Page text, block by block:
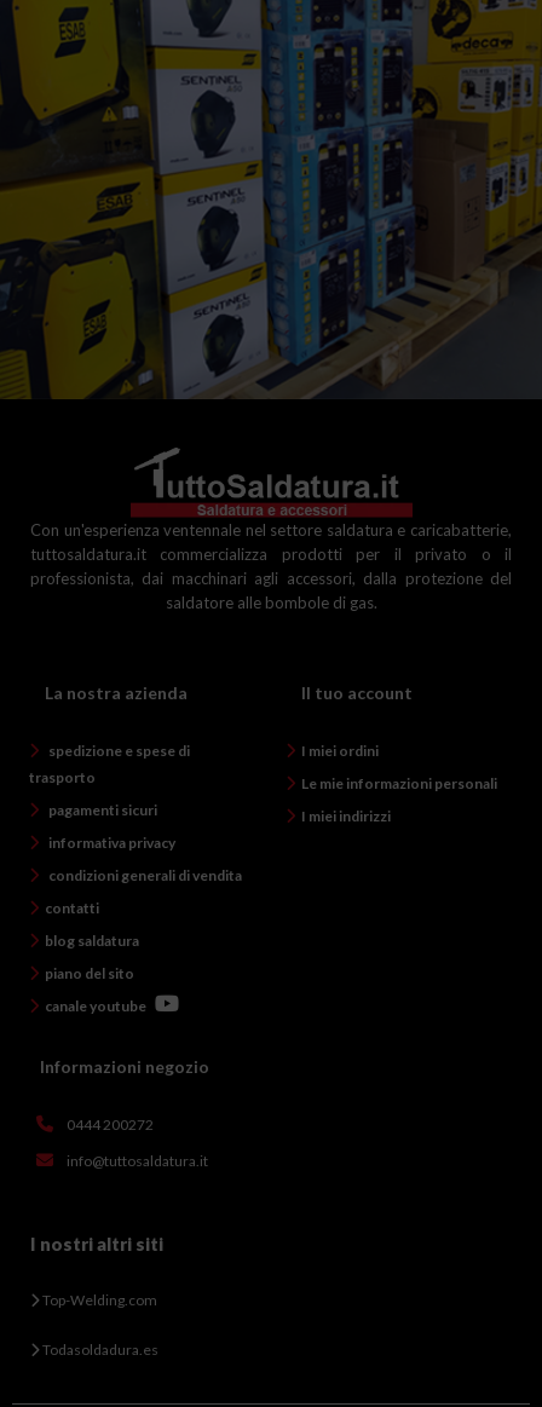
Con un'esperienza ventennale nel settore saldatura e caricabatterie,
tuttosaldatura.it commercializza prodotti per il privato o il
professionista, dai macchinari agli accessori, dalla protezione del
saldatore alle bombole di gas.
La nostra azienda
spedizione e spese di
trasporto
pagamenti sicuri
informativa privacy
condizioni generali di vendita
contatti
blog saldatura
piano del sito
canale youtube
Il tuo account
I miei ordini
Le mie informazioni personali
I miei indirizzi
Informazioni negozio
0444 200272
info@tuttosaldatura.it
I nostri altri siti
Top-Welding.com
Todasoldadura.es